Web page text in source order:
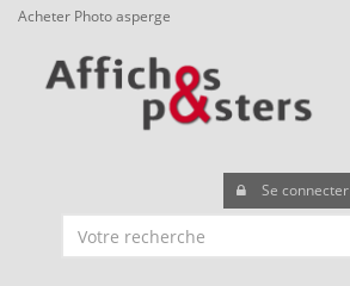
Acheter Photo asperge
Se connecter